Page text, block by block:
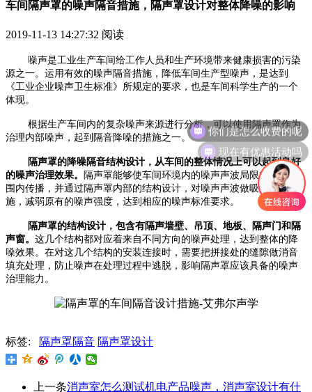
车间隔声罩的噪声隔音措施，隔声罩设计对整体降噪的影响
2019-11-13 14:27:32 阅读
噪声是工业生产车间给工作人员和生产环境带来健康损害的污染
源之一。运用有效的噪声隔音措施，降低车间生产型噪声，是达到
《工业企业噪声卫生标准》所规定的要求，也是车间科学生产的一个
体现。
根据生产车间内的复杂噪声来源进行分析，可以使用隔声罩作为
治理内部噪声，起到隔音降噪的措施之一。
隔声罩的降噪隔音结构设计，从车间的整体情况上可以起到良好
的噪声治理效果。
隔声罩能够使车间环境内的噪声声波局限在限定范
围内传播，并通过隔声罩内部的结构设计，对噪声声波做吸收处理措
施，减弱原有的噪声强度，达到相应的噪声标准要求。
隔声罩的结构设计 ，包含有隔声墙壁、吊顶、地板、隔声门和隔
声窗。 这几个结构都对应着来自不同方向的噪声处理，达到整体的降
噪效果。在对这几个结构的安装连接时，需要把拼接处的缝隙做消音
填充处理，防止噪声在处理过程中逃脱，影响隔声罩应该具备的噪声
治理能力。
标签: 隔声罩隔音 隔声罩设计
上一条消声室怎么测试机电产品噪声，消声室设计有什
你们是怎么收费的呢
现在有优惠活动吗